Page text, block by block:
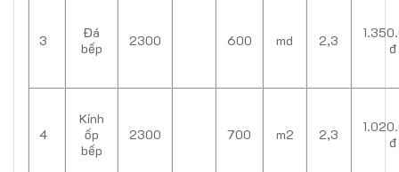
3
Đá
bếp
2300 600 md 2,3
đ
4
Kính
ốp
bếp
2300 700 m2 2,3
đ